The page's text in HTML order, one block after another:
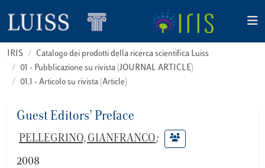
IRIS
Catalogo dei prodotti della ricerca scientifica Luiss
01 - Pubblicazione su rivista (JOURNAL ARTICLE)
01.1 - Articolo su rivista (Article)
Guest Editors’ Preface
PELLEGRINO, GIANFRANCO;
2008